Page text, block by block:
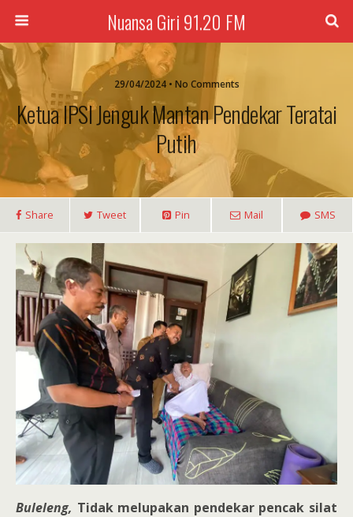
Nuansa Giri 91.20 FM
29/04/2024 • No Comments
Ketua IPSI Jenguk Mantan Pendekar Teratai
Putih
Share Tweet Pin Mail SMS
Buleleng, Tidak melupakan pendekar pencak silat